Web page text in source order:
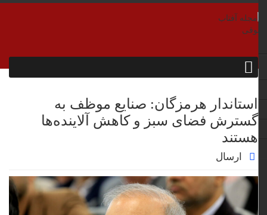
استاندار هرمزگان: صنایع موظف به
گسترش فضای سبز و کاهش آلاینده‌ها
هستند
ارسال